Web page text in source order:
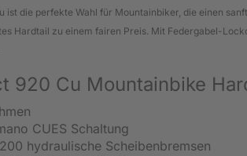
ist die perfekte Wahl für Mountainbiker, die einen
Hardtail zu einem fairen Preis. Mit Federgabel-
920 Cu Mountainbike
CUES Schaltung
hydraulische Scheibenbremsen